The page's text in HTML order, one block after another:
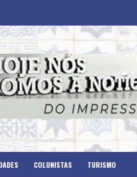
COLUNISTAS TURISMO